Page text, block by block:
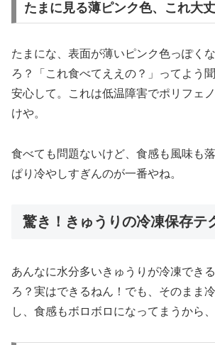
たまに見る薄ピンク色、これ大
たまにな、表面が薄いピンク色っぽく
ろ？「これ食べてええの？」ってよう
安心して。これは低温障害でポリフェ
けや。
食べても問題ないけど、食感も風味も
ぱり冷やしすぎんのが一番やね。
驚き！きゅうりの冷凍保存テ
あんなに水分多いきゅうりが冷凍でき
ろ？実はできるねん！でも、そのまま
し、食感もボロボロになってまうから